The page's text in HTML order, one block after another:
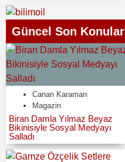
Güncel Son Konular
Canan Karaman
Magazin
Biran Damla Yılmaz Beyaz
Bikinisiyle Sosyal Medyayı
Salladı